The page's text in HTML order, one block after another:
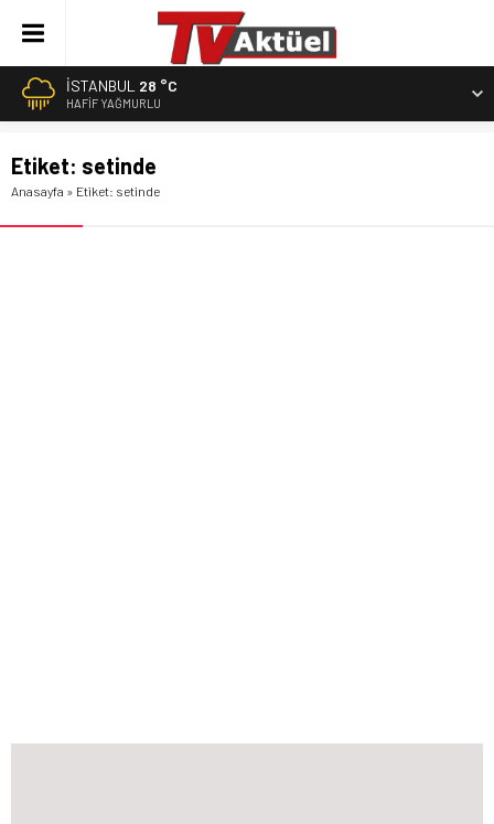
İSTANBUL 28 °C
HAFIF YAĞMURLU
Etiket: setinde
Anasayfa » Etiket: setinde